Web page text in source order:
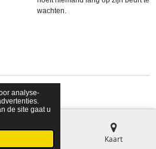
analyse-
de site gaat u
wachten.
Kaart